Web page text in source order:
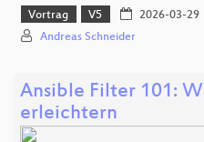
Vortrag V5 2026-03-29
Andreas Schneider
Ansible Filter 101:
erleichtern